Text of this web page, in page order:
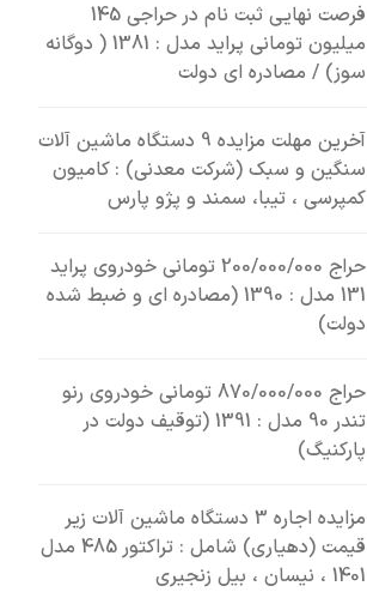
فرصت نهایی ثبت نام در حراجی 145
میلیون تومانی پراید مدل : 1381 ( دوگانه
سوز) / مصادره ای دولت
آخرین مهلت مزایده 9 دستگاه ماشین آلات
سنگین و سبک (شرکت معدنی) : کامیون
کمپرسی ، تیبا، سمند و پژو پارس
حراج 200/000/000 تومانی خودروی پراید
131 مدل : 1390 (مصادره ای و ضبط شده
دولت)
حراج 870/000/000 تومانی خودروی رنو
تندر 90 مدل : 1391 (توقیف دولت در
پارکنیگ)
مزایده اجاره 3 دستگاه ماشین آلات زیر
قیمت (دهیاری) شامل : تراکتور 485 مدل
1401 ، نیسان ، بیل زنجیری